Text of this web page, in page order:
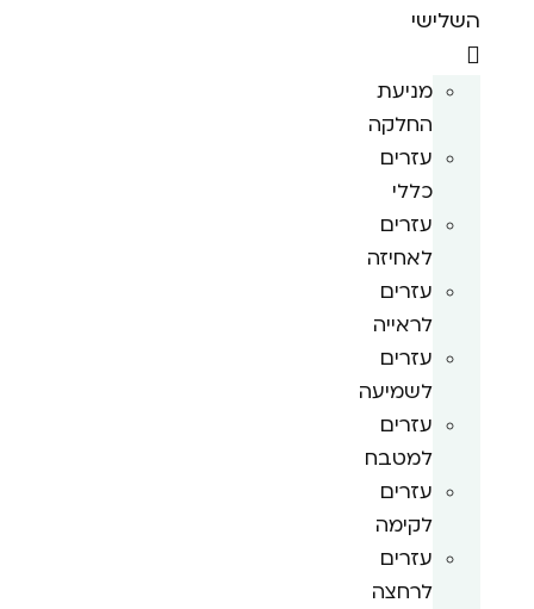
השלישי
מניעת
החלקה
עזרים
כללי
עזרים
לאחיזה
עזרים
לראייה
עזרים
לשמיעה
עזרים
למטבח
עזרים
לקימה
עזרים
לרחצה